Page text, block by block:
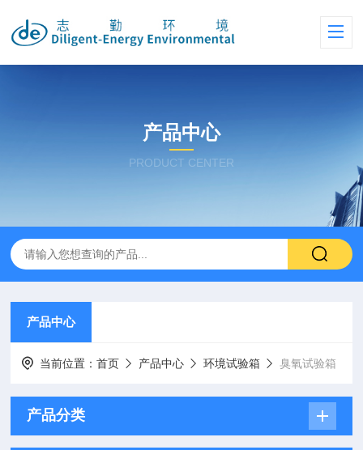
产品中心
PRODUCT CENTER
产品中心
当前位置：首页 产品中心 环境试验箱 臭氧试验箱
产品分类